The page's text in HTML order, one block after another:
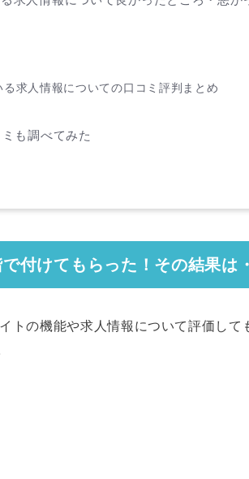
求人情報についての口コミ評判まとめ
も調べてみた
付けてもらった！その結果は
トの機能や求人情報について評価して